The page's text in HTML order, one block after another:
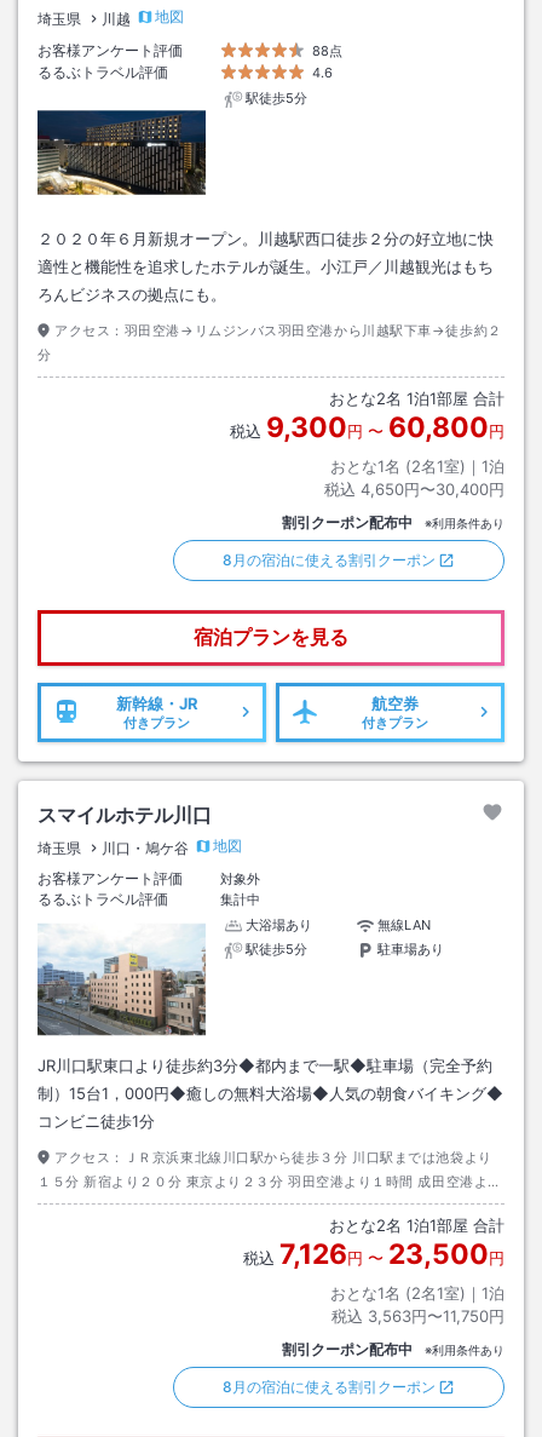
埼玉県 川越
地図
お客様アンケート評価
88点
るるぶトラベル評価
4.6
駅徒歩5分
２０２０年６月新規オープン。川越駅西口徒歩２分の好立地に快
適性と機能性を追求したホテルが誕生。小江戸／川越観光はもち
ろんビジネスの拠点にも。
アクセス： 羽田空港→リムジンバス羽田空港から川越駅下車→徒歩約２
分
おとな2名 1泊1部屋 合計
税込 9,300円 〜 60,800円
おとな1名 (2名1室)｜ 1泊
税込 4,650円〜30,400円
割引クーポン配布中 ※利用条件あり
8月の宿泊に使える割引クーポン
宿泊プランを見る
新幹線・JR
付きプラン
航空券
付きプラン
スマイルホテル川口
埼玉県 川口・鳩ケ谷
地図
お客様アンケート評価
対象外
るるぶトラベル評価
集計中
大浴場あり
無線LAN
駅徒歩5分
駐車場あり
JR川口駅東口より徒歩約3分◆都内まで一駅◆駐車場（完全予約
制）15台1，000円◆癒しの無料大浴場◆人気の朝食バイキング◆
コンビニ徒歩1分
アクセス：
ＪＲ京浜東北線川口駅から徒歩３分 川口駅までは池袋より
１５分 新宿より２０分 東京より２３分 羽田空港より１時間 成田空港より
京成スカイライナー利用で１時間 お車では首都高速鹿浜橋出口より１５分
おとな2名 1泊1部屋 合計
税込 7,126円 〜 23,500円
おとな1名 (2名1室)｜ 1泊
税込 3,563円〜11,750円
割引クーポン配布中 ※利用条件あり
8月の宿泊に使える割引クーポン